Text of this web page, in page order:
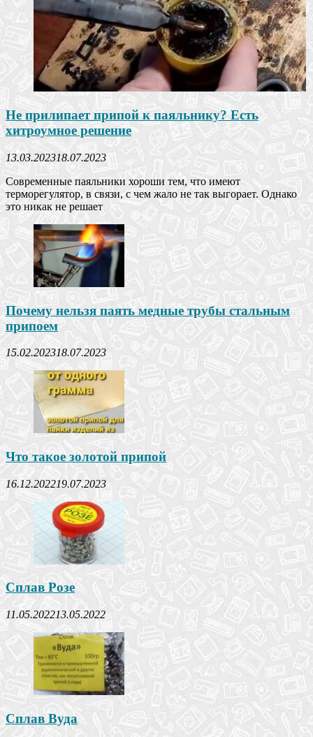
Не прилипает припой к паяльнику? Есть
хитроумное решение
13.03.202318.07.2023
Современные паяльники хороши тем, что имеют
терморегулятор, в связи, с чем жало не так выгорает. Однако
это никак не решает
Почему нельзя паять медные трубы стальным
припоем
15.02.202318.07.2023
Что такое золотой припой
16.12.202219.07.2023
Сплав Розе
11.05.202213.05.2022
Сплав Вуда